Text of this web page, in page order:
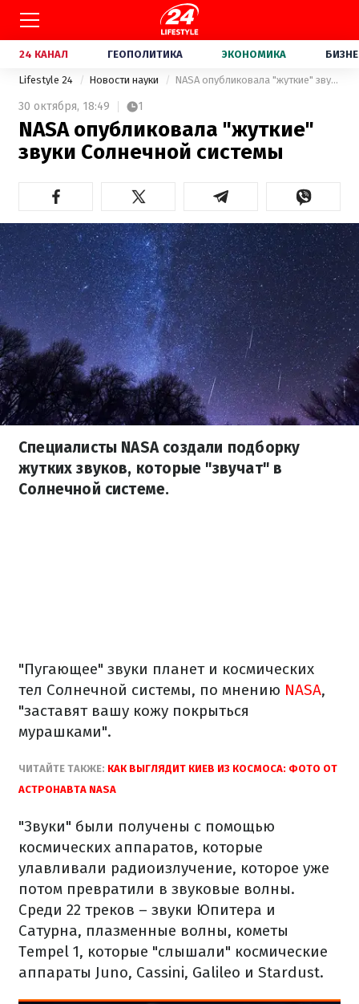
24 КАНАЛ ГЕОПОЛИТИКА ЭКОНОМИКА
Lifestyle 24 Новости науки NASA опубликовала "жуткие" звуки Солнечной системы
30 октября, 18:49 1
NASA опубликовала "жуткие"
звуки Солнечной системы
Специалисты NASA создали подборку
жутких звуков, которые "звучат" в
Солнечной системе.
"Пугающее" звуки планет и космических
тел Солнечной системы, по мнению NASA,
"заставят вашу кожу покрыться
мурашками".
ЧИТАЙТЕ ТАКЖЕ: КАК ВЫГЛЯДИТ КИЕВ ИЗ КОСМОСА: ФОТО ОТ
АСТРОНАВТА NASA
"Звуки" были получены с помощью
космических аппаратов, которые
улавливали радиоизлучение, которое уже
потом превратили в звуковые волны.
Среди 22 треков – звуки Юпитера и
Сатурна, плазменные волны, кометы
Tempel 1, которые "слышали" космические
аппараты Juno, Cassini, Galileo и Stardust.